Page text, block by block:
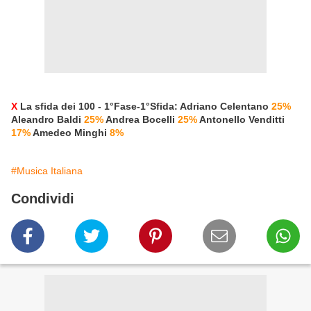
X La sfida dei 100 - 1°Fase-1°Sfida: Adriano Celentano 25%
Aleandro Baldi 25%Andrea Bocelli 25%Antonello Venditti
17%Amedeo Minghi 8%
#Musica Italiana
Condividi